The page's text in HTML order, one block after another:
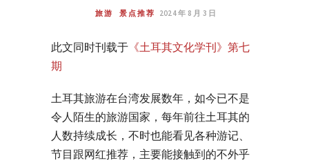
旅游 景点推荐 2024 年 8 月 3 日
此文同时刊载于 《土耳其文化学刊》第七
期
土耳其旅游在台湾发展数年，如今已不是
令人陌生的旅游国家，每年前往土耳其的
人数持续成长，不时也能看见各种游记、
节目跟网红推荐，主要能接触到的不外乎